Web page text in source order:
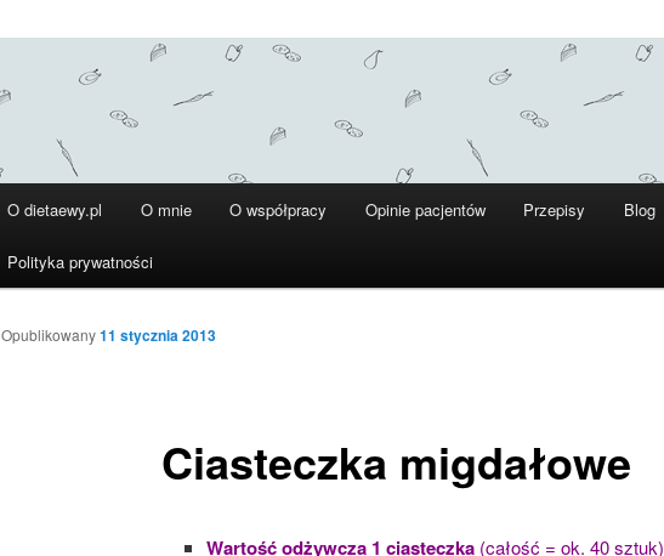
O dietaewy.pl O mnie O współpracy Opinie pacjentów Przepisy Blog
Polityka prywatności
Ciasteczka migdałowe
Opublikowany11 stycznia 2013
Wartość odżywcza 1 ciasteczka (całość = ok. 40 sztuk)